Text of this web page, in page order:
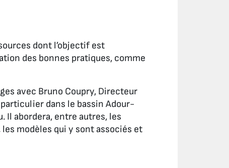
dont l’objectif est
des bonnes pratiques, comme
avec Bruno Coupry, Directeur
particulier dans le bassin Adour-
Il abordera, entre autres, les
modèles qui y sont associés et